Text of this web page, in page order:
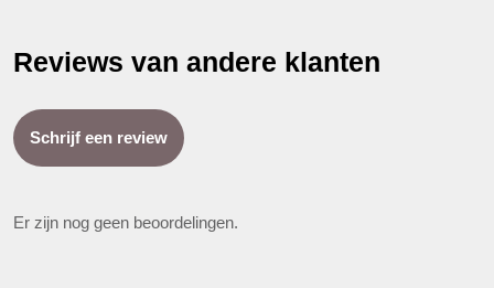
Reviews van andere klanten
Schrijf een review
Er zijn nog geen beoordelingen.